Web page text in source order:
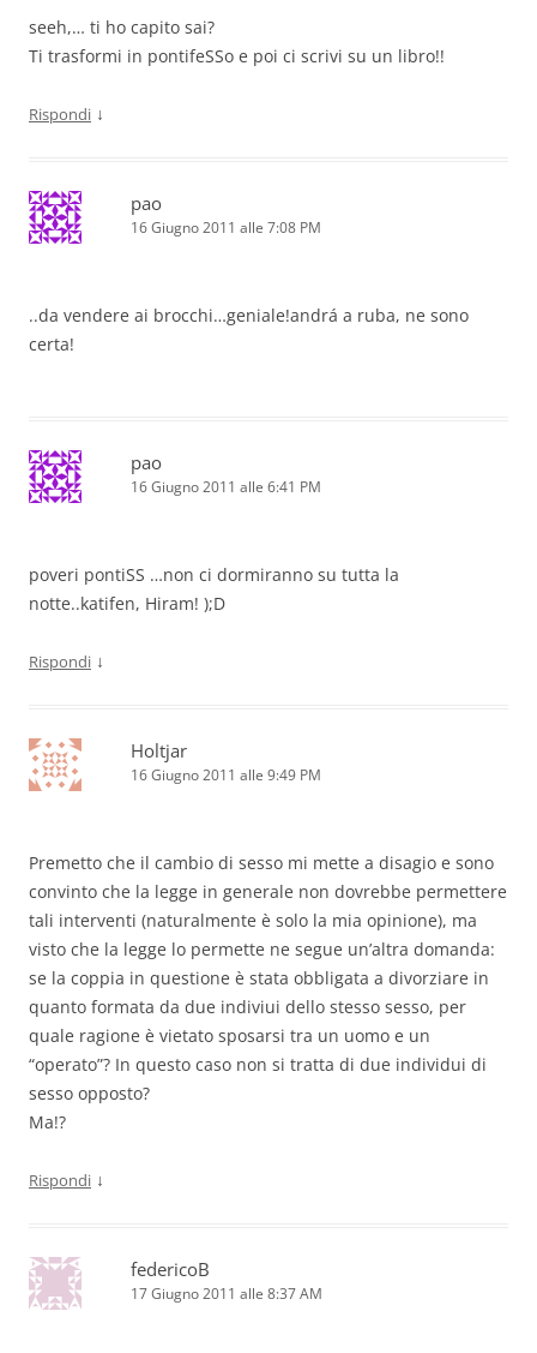
seeh,… ti ho capito sai?
Ti trasformi in pontifeSSo e poi ci scrivi su un libro!!
Rispondi ↓
pao
16 Giugno 2011 alle 7:08 PM
..da vendere ai brocchi…geniale!andrá a ruba, ne sono
certa!
pao
16 Giugno 2011 alle 6:41 PM
poveri pontiSS …non ci dormiranno su tutta la
notte..katifen, Hiram! );D
Rispondi ↓
Holtjar
16 Giugno 2011 alle 9:49 PM
Premetto che il cambio di sesso mi mette a disagio e sono
convinto che la legge in generale non dovrebbe permettere
tali interventi (naturalmente è solo la mia opinione), ma
visto che la legge lo permette ne segue un’altra domanda:
se la coppia in questione è stata obbligata a divorziare in
quanto formata da due indiviui dello stesso sesso, per
quale ragione è vietato sposarsi tra un uomo e un
“operato”? In questo caso non si tratta di due individui di
sesso opposto?
Ma!?
Rispondi ↓
federicoB
17 Giugno 2011 alle 8:37 AM